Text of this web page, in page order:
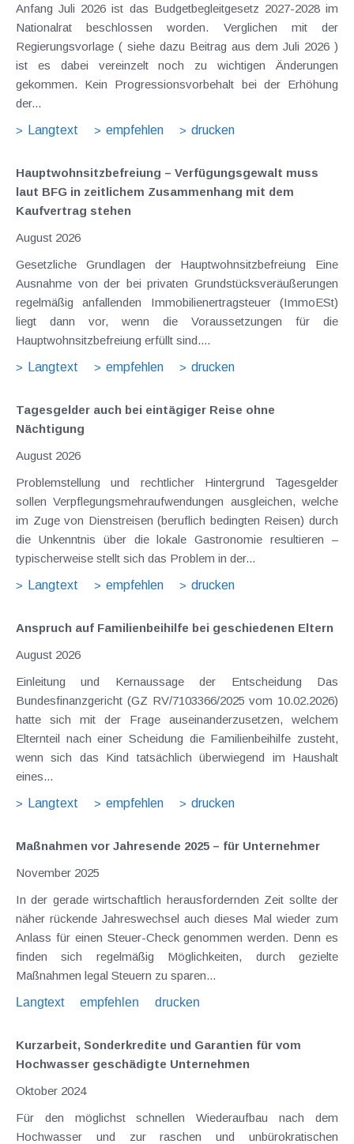
Anfang Juli 2026 ist das Budgetbegleitgesetz 2027-2028 im
Nationalrat beschlossen worden. Verglichen mit der
Regierungsvorlage ( siehe dazu Beitrag aus dem Juli 2026 )
ist es dabei vereinzelt noch zu wichtigen Änderungen
gekommen. Kein Progressionsvorbehalt bei der Erhöhung
der...
Langtext
empfehlen drucken
Hauptwohnsitz​­befreiung – Verfügungsgewalt muss
laut BFG in zeitlichem Zusammenhang mit dem
Kaufvertrag stehen
August 2026
Gesetzliche Grundlagen der Hauptwohnsitzbefreiung Eine
Ausnahme von der bei privaten Grundstücksveräußerungen
regelmäßig anfallenden Immobilienertragsteuer (ImmoESt)
liegt dann vor, wenn die Voraussetzungen für die
Hauptwohnsitzbefreiung erfüllt sind....
Langtext
empfehlen drucken
Tagesgelder auch bei eintägiger Reise ohne
Nächtigung
August 2026
Problemstellung und rechtlicher Hintergrund Tagesgelder
sollen Verpflegungsmehraufwendungen ausgleichen, welche
im Zuge von Dienstreisen (beruflich bedingten Reisen) durch
die Unkenntnis über die lokale Gastronomie resultieren –
typischerweise stellt sich das Problem in der...
Langtext
empfehlen drucken
Anspruch auf Familienbeihilfe bei geschiedenen Eltern
August 2026
Einleitung und Kernaussage der Entscheidung Das
Bundesfinanzgericht (GZ RV/7103366/2025 vom 10.02.2026)
hatte sich mit der Frage auseinanderzusetzen, welchem
Elternteil nach einer Scheidung die Familienbeihilfe zusteht,
wenn sich das Kind tatsächlich überwiegend im Haushalt
eines...
Langtext
empfehlen drucken
Maßnahmen vor Jahresende 2025 – für Unternehmer
November 2025
In der gerade wirtschaftlich herausfordernden Zeit sollte der
näher rückende Jahreswechsel auch dieses Mal wieder zum
Anlass für einen Steuer-Check genommen werden. Denn es
finden sich regelmäßig Möglichkeiten, durch gezielte
Maßnahmen legal Steuern zu sparen...
Langtext
empfehlen drucken
Kurzarbeit, Sonderkredite und Garantien für vom
Hochwasser geschädigte Unternehmen
Oktober 2024
Für den möglichst schnellen Wiederaufbau nach dem
Hochwasser und zur raschen und unbürokratischen